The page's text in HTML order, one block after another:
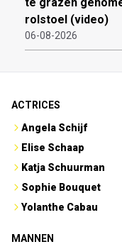
rolstoel (video)
06-08-2026
ACTRICES
Angela Schijf
Elise Schaap
Katja Schuurman
Sophie Bouquet
Yolanthe Cabau
MANNEN